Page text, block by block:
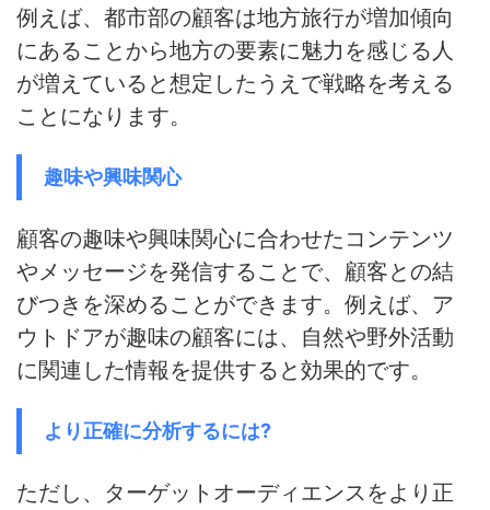
例えば、都市部の顧客は地方旅行が増加傾向
にあることから地方の要素に魅力を感じる人
が増えていると想定したうえで戦略を考える
ことになります。
趣味や興味関心
顧客の趣味や興味関心に合わせたコンテンツ
やメッセージを発信することで、顧客との結
びつきを深めることができます。例えば、ア
ウトドアが趣味の顧客には、自然や野外活動
に関連した情報を提供すると効果的です。
より正確に分析するには?
ただし、ターゲットオーディエンスをより正